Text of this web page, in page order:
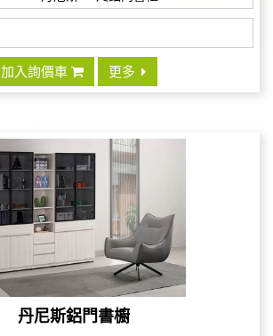
加入詢價車 更多
丹尼斯鋁門書櫥